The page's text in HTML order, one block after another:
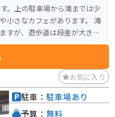
。上の駐車場から滝までは少
小さなカフェがあります。 滝
すが、遊歩道は段差が大きい
とをオススメします。
お気に入り
駐車： 駐車場あり
予算： 無料